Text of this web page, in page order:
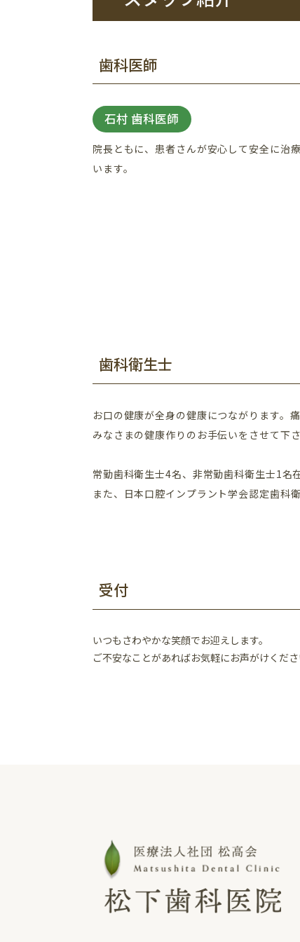
歯科医師
石村 歯科医師
院長ともに、患者さんが安心して安全に治
います。
歯科衛生士
お口の健康が全身の健康につながります。
みなさまの健康作りのお手伝いをさせて下さ
常勤歯科衛生士4名、非常勤歯科衛生士1名
また、日本口腔インプラント学会認定歯科
受付
いつもさわやかな笑顔でお迎えします。
ご不安なことがあればお気軽にお声がけくださ